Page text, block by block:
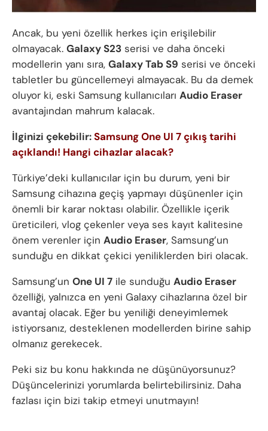
Ancak, bu yeni özellik herkes için erişilebilir
olmayacak. Galaxy S23 serisi ve daha önceki
modellerin yanı sıra, Galaxy Tab S9 serisi ve önceki
tabletler bu güncellemeyi almayacak. Bu da demek
oluyor ki, eski Samsung kullanıcıları Audio Eraser
avantajından mahrum kalacak.
İlginizi çekebilir:Samsung One UI 7 çıkış tarihi
açıklandı! Hangi cihazlar alacak?
Türkiye’deki kullanıcılar için bu durum, yeni bir
Samsung cihazına geçiş yapmayı düşünenler için
önemli bir karar noktası olabilir. Özellikle içerik
üreticileri, vlog çekenler veya ses kayıt kalitesine
önem verenler için Audio Eraser, Samsung’un
sunduğu en dikkat çekici yeniliklerden biri olacak.
Samsung’un One UI 7 ile sunduğu Audio Eraser
özelliği, yalnızca en yeni Galaxy cihazlarına özel bir
avantaj olacak. Eğer bu yeniliği deneyimlemek
istiyorsanız, desteklenen modellerden birine sahip
olmanız gerekecek.
Peki siz bu konu hakkında ne düşünüyorsunuz?
Düşüncelerinizi yorumlarda belirtebilirsiniz. Daha
fazlası için bizi takip etmeyi unutmayın!